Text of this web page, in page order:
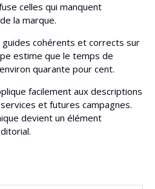
celles qui manquent
la marque.
cohérents et corrects sur
estime que le temps de
quarante pour cent.
facilement aux descriptions
et futures campagnes.
devient un élément